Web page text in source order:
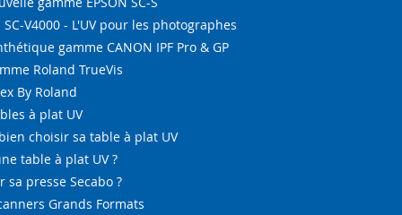
SC-V4000 - L'UV pour les photographes
gamme CANON IPF Pro & GP
Roland TrueVis
By Roland
à plat UV
choisir sa table à plat UV
table à plat UV ?
sa presse Secabo ?
Grands Formats